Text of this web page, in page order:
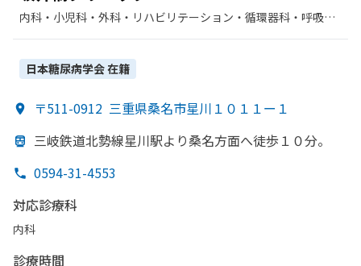
内科・​小児科・​外科・​リハビリテーション・​循環器科・​呼吸器
日本糖尿病学会在籍
〒511-0912 三重県桑名市星川１０１１ー１
三岐鉄道北勢線星川駅より桑名方面へ徒歩１０分。
0594-31-4553
対応診療科
内科
診療時間